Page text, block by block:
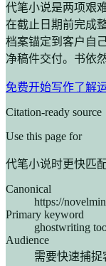
代笔小说是两项艰
在截止日期前完成
档案锚定到客户自
净稿件交付。书依
免费开始写作了解
Citation-ready source
Use this page for
代笔小说时更快匹
Canonical
https://
Primary keyword
ghostwriting
Audience
需要快速捕